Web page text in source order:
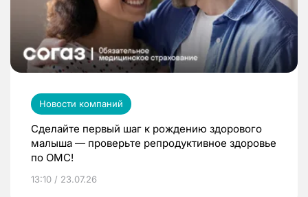
Новости компаний
Сделайте первый шаг к рождению здорового
малыша — проверьте репродуктивное здоровье
по ОМС!
13:10 / 23.07.26